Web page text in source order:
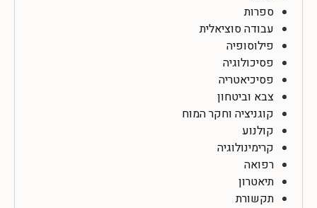
ספרות
עבודה סוציאלית
פילוסופיה
פסיכולוגיה
פסיכיאטריה
צבא וביטחון
קוגניציה וחקר המוח
קולנוע
קרימינולוגיה
רפואה
תיאטרון
תקשורת